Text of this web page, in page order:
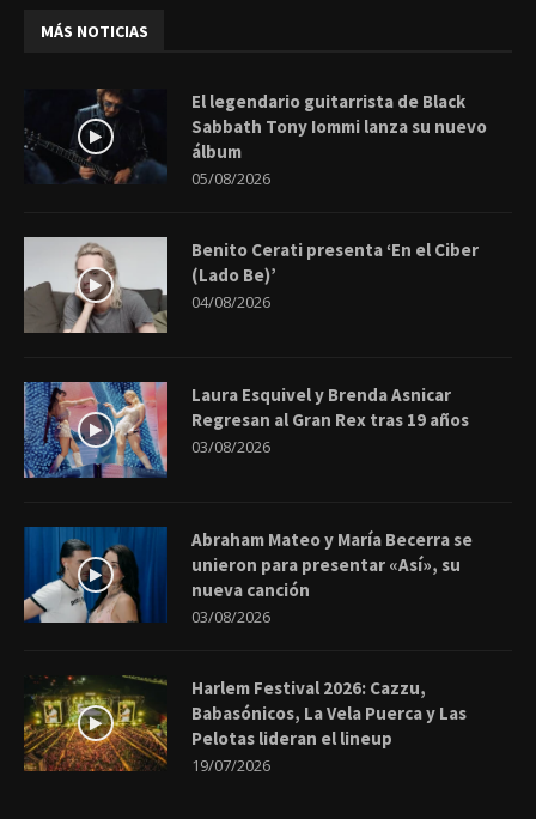
MÁS NOTICIAS
El legendario guitarrista de Black
Sabbath Tony Iommi lanza su nuevo
álbum
05/08/2026
Benito Cerati presenta ‘En el Ciber
(Lado Be)’
04/08/2026
Laura Esquivel y Brenda Asnicar
Regresan al Gran Rex tras 19 años
03/08/2026
Abraham Mateo y María Becerra se
unieron para presentar «Así», su
nueva canción
03/08/2026
Harlem Festival 2026: Cazzu,
Babasónicos, La Vela Puerca y Las
Pelotas lideran el lineup
19/07/2026